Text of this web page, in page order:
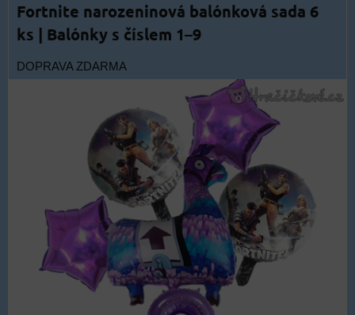
Fortnite narozeninová balónková sada 6
ks | Balónky s číslem 1–9
DOPRAVA ZDARMA